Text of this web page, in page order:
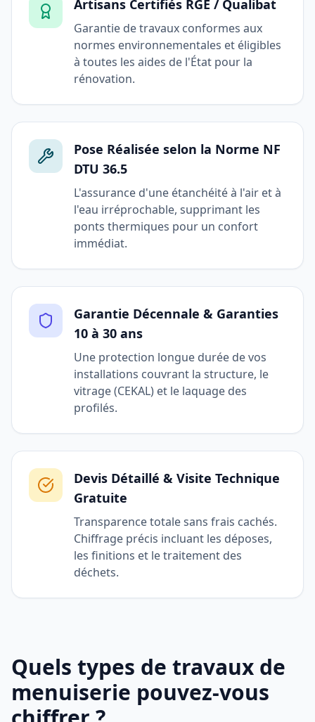
Artisans Certifiés RGE / Qualibat
Garantie de travaux conformes aux
normes environnementales et éligibles
à toutes les aides de l'État pour la
rénovation.
Pose Réalisée selon la Norme NF
DTU 36.5
L'assurance d'une étanchéité à l'air et à
l'eau irréprochable, supprimant les
ponts thermiques pour un confort
immédiat.
Garantie Décennale & Garanties
10 à 30 ans
Une protection longue durée de vos
installations couvrant la structure, le
vitrage (CEKAL) et le laquage des
profilés.
Devis Détaillé & Visite Technique
Gratuite
Transparence totale sans frais cachés.
Chiffrage précis incluant les déposes,
les finitions et le traitement des
déchets.
Quels types de travaux de
menuiserie pouvez-vous